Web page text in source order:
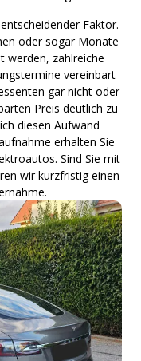
Faktor.
oder sogar Monate
werden, zahlreiche
vereinbart
gar nicht oder
Preis deutlich zu
diesen Aufwand
erhalten Sie
Sind Sie mit
wir kurzfristig einen